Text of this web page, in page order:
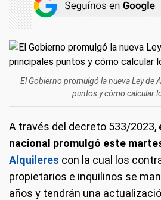
El Gobierno promulgó la nueva Ley de
puntos y cómo calcular
A través del decreto 533/2023,
nacional promulgó este
Alquileres con la cual los
propietarios e inquilinos se
años y tendrán una